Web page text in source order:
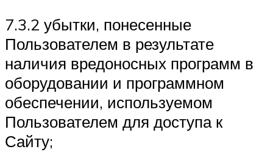
7.3.2 убытки, понесенные
Пользователем в результате
наличия вредоносных программ в
оборудовании и программном
обеспечении, используемом
Пользователем для доступа к
Сайту;